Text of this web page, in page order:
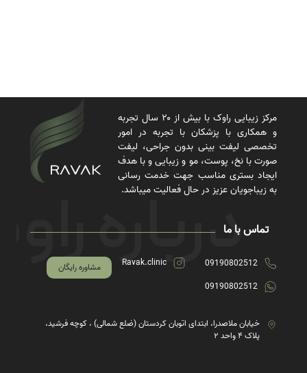
مرکز زیبایی راوک با بیش از ۲۰ سال تجربه
و همکاری با پزشکان با تجربه در امور
تخصصی لیفت بینی بدون جراحی، لیفت
صورت با نخ، پوست، مو و زیبایی و با هدف
ایجاد بستری مناسب جهت خدمت رسانی
به زیباجویان عزیز در حال فعالیت میباشد.
تماس با ما
09190802512
09190802512
Ravak.clinic مشاوره رایگان
خیابان ملاصدرا، ابتدای اتوبان کردستان (ضلع شمالی) ، کوچه فرشید،
پلاک ۴ واحد ۲